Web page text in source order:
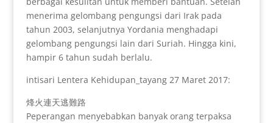
menerima gelombang pengungsi dari Irak pada
tahun 2003, selanjutnya Yordania menghadapi
gelombang pengungsi lain dari Suriah. Hingga kini,
hampir 6 tahun sudah berlalu.
intisari Lentera Kehidupan_tayang 27 Maret 2017:
烽火連天逃難路
Peperangan menyebabkan banyak orang terpaksa